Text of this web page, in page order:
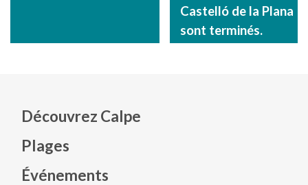
Castelló de la Plana
sont terminés.
Découvrez Calpe
Plages
Événements